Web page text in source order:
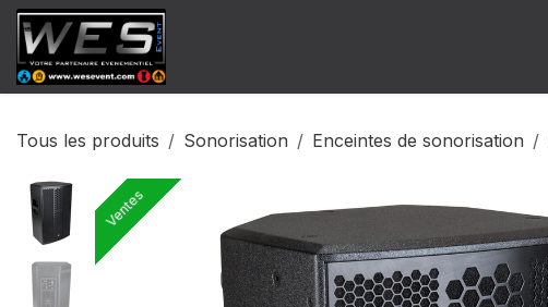
Se rendre au contenu
Tous les produits Sonorisation Enceintes de sonorisation
Ventes
Ventes